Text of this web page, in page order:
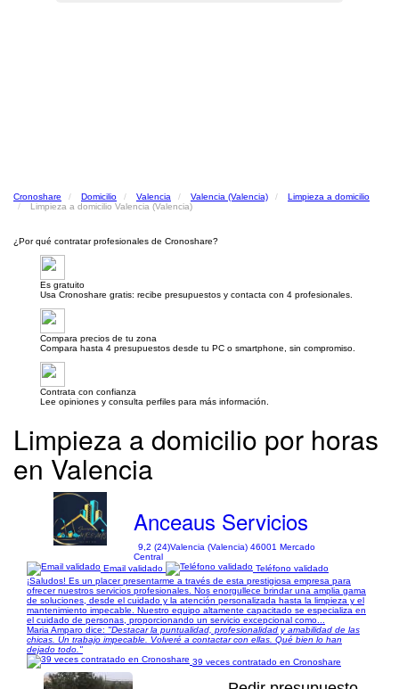
Cronoshare Domicilio Valencia Valencia (Valencia)
Limpieza a domicilio
Limpieza a domicilio Valencia (Valencia)
¿Por qué contratar profesionales de Cronoshare?
Es gratuito
Usa Cronoshare gratis: recibe presupuestos y contacta con 4 profesionales.
Compara precios de tu zona
Compara hasta 4 presupuestos desde tu PC o smartphone, sin compromiso.
Contrata con confianza
Lee opiniones y consulta perfiles para más información.
Limpieza a domicilio por horas
en Valencia
Anceaus Servicios
9,2 (24)Valencia (Valencia) 46001 Mercado
Central
Email validado
Teléfono validado
¡Saludos! Es un placer presentarme a través de esta prestigiosa empresa para
ofrecer nuestros servicios profesionales. Nos enorgullece brindar una amplia gama
de soluciones, desde el cuidado y la atención personalizada hasta la limpieza y el
mantenimiento impecable. Nuestro equipo altamente capacitado se especializa en
el cuidado de personas, proporcionando un servicio excepcional como...
Maria Amparo dice: "Destacar la puntualidad, profesionalidad y amabilidad de las
chicas. Un trabajo impecable. Volveré a contactar con ellas. Qué bien lo han
dejado todo."
39 veces contratado en Cronoshare